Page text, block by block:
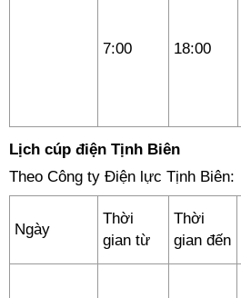
7:00 18:00
Lịch cúp điện Tịnh Biên
Theo Công ty Điện lực Tịnh Biên:
Ngày
Thời
gian từ
Thời
gian đến